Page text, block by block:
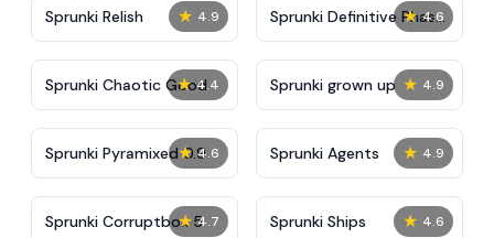
★ 4.9
Sprunki Relish ★ 4.6
Sprunki Definitive Phase
7
★ 4.4
Sprunki Chaotic Good ★ 4.9
Sprunki grown up
★ 4.6
Sprunki Pyramixed 0.9 ★ 4.9
Sprunki Agents
★ 4.7
Sprunki Corruptbox 5 ★ 4.6
Sprunki Ships